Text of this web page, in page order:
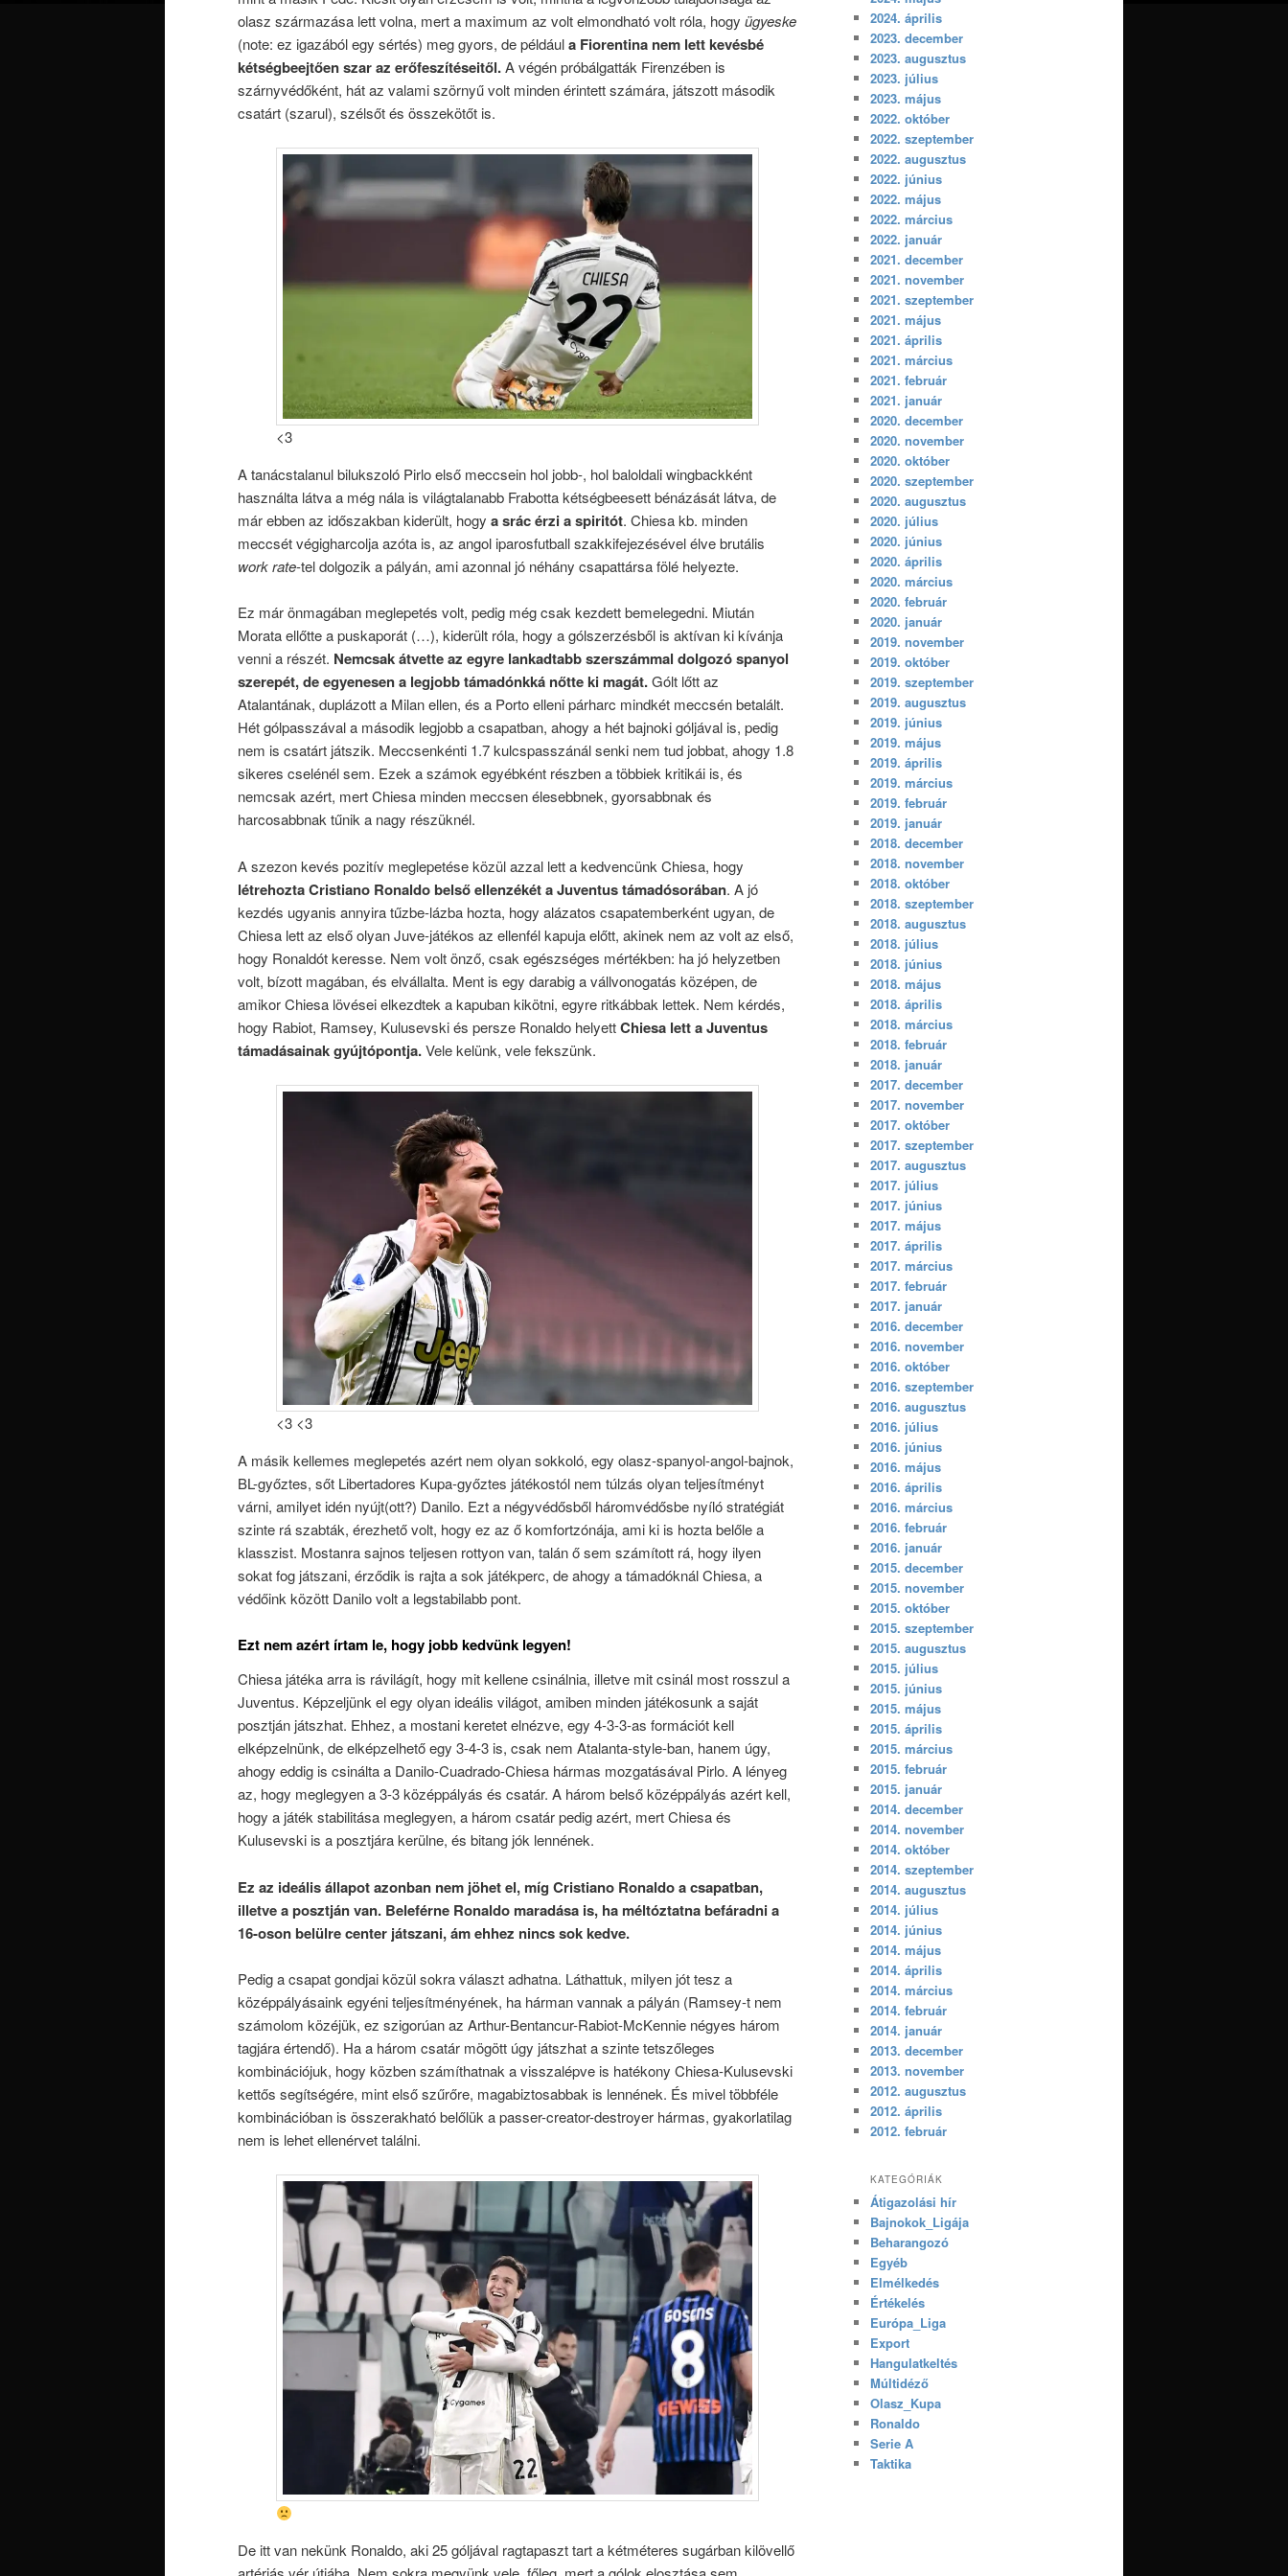
olasz származása lett volna, mert a maximum az volt elmondható volt róla, hogy ügyeske
(note: ez igazából egy sértés) meg gyors, de példáula Fiorentina nem lett kevésbé
kétségbeejtően szar az erőfeszítéseitől.A végén próbálgatták Firenzében is
szárnyvédőként, hát az valami szörnyű volt minden érintett számára, játszott második
csatárt (szarul), szélsőt és összekötőt is.
<3
A tanácstalanul bilukszoló Pirlo első meccsein hol jobb-, hol baloldali wingbackként
használta látva a még nála is világtalanabb Frabotta kétségbeesett bénázását látva, de
már ebben az időszakban kiderült, hogy a srác érzi a spiritót. Chiesa kb. minden
meccsét végigharcolja azóta is, az angol iparosfutball szakkifejezésével élve brutális
work rate-tel dolgozik a pályán, ami azonnal jó néhány csapattársa fölé helyezte.
Ez már önmagában meglepetés volt, pedig még csak kezdett bemelegedni. Miután
Morata ellőtte a puskaporát (…), kiderült róla, hogy a gólszerzésből is aktívan ki kívánja
venni a részét. Nemcsak átvette az egyre lankadtabb szerszámmal dolgozó spanyol
szerepét, de egyenesen a legjobb támadónkká nőtte ki magát.Gólt lőtt az
Atalantának, duplázott a Milan ellen, és a Porto elleni párharc mindkét meccsén betalált.
Hét gólpasszával a második legjobb a csapatban, ahogy a hét bajnoki góljával is, pedig
nem is csatárt játszik. Meccsenkénti 1.7 kulcspasszánál senki nem tud jobbat, ahogy 1.8
sikeres cselénél sem. Ezek a számok egyébként részben a többiek kritikái is, és
nemcsak azért, mert Chiesa minden meccsen élesebbnek, gyorsabbnak és
harcosabbnak tűnik a nagy részüknél.
A szezon kevés pozitív meglepetése közül azzal lett a kedvencünk Chiesa, hogy
létrehozta Cristiano Ronaldo belső ellenzékét a Juventus támadósorában. A jó
kezdés ugyanis annyira tűzbe-lázba hozta, hogy alázatos csapatemberként ugyan, de
Chiesa lett az első olyan Juve-játékos az ellenfél kapuja előtt, akinek nem az volt az első,
hogy Ronaldót keresse. Nem volt önző, csak egészséges mértékben: ha jó helyzetben
volt, bízott magában, és elvállalta. Ment is egy darabig a vállvonogatás középen, de
amikor Chiesa lövései elkezdtek a kapuban kikötni, egyre ritkábbak lettek. Nem kérdés,
hogy Rabiot, Ramsey, Kulusevski és persze Ronaldo helyettChiesa lett a Juventus
támadásainak gyújtópontja.Vele kelünk, vele fekszünk.
<3 <3
A másik kellemes meglepetés azért nem olyan sokkoló, egy olasz-spanyol-angol-bajnok,
BL-győztes, sőt Libertadores Kupa-győztes játékostól nem túlzás olyan teljesítményt
várni, amilyet idén nyújt(ott?) Danilo. Ezt a négyvédősből háromvédősbe nyíló stratégiát
szinte rá szabták, érezhető volt, hogy ez az ő komfortzónája, ami ki is hozta belőle a
klasszist. Mostanra sajnos teljesen rottyon van, talán ő sem számított rá, hogy ilyen
sokat fog játszani, érződik is rajta a sok játékperc, de ahogy a támadóknál Chiesa, a
védőink között Danilo volt a legstabilabb pont.
Ezt nem azért írtam le, hogy jobb kedvünk legyen!
Chiesa játéka arra is rávilágít, hogy mit kellene csinálnia, illetve mit csinál most rosszul a
Juventus. Képzeljünk el egy olyan ideális világot, amiben minden játékosunk a saját
posztján játszhat. Ehhez, a mostani keretet elnézve, egy 4-3-3-as formációt kell
elképzelnünk, de elképzelhető egy 3-4-3 is, csak nem Atalanta-style-ban, hanem úgy,
ahogy eddig is csinálta a Danilo-Cuadrado-Chiesa hármas mozgatásával Pirlo. A lényeg
az, hogy meglegyen a 3-3 középpályás és csatár. A három belső középpályás azért kell,
hogy a játék stabilitása meglegyen, a három csatár pedig azért, mert Chiesa és
Kulusevski is a posztjára kerülne, és bitang jók lennének.
Ez az ideális állapot azonban nem jöhet el, míg Cristiano Ronaldo a csapatban,
illetve a posztján van. Beleférne Ronaldo maradása is, ha méltóztatna befáradni a
16-oson belülre center játszani, ám ehhez nincs sok kedve.
Pedig a csapat gondjai közül sokra választ adhatna. Láthattuk, milyen jót tesz a
középpályásaink egyéni teljesítményének, ha hárman vannak a pályán (Ramsey-t nem
számolom közéjük, ez szigorúan az Arthur-Bentancur-Rabiot-McKennie négyes három
tagjára értendő). Ha a három csatár mögött úgy játszhat a szinte tetszőleges
kombinációjuk, hogy közben számíthatnak a visszalépve is hatékony Chiesa-Kulusevski
kettős segítségére, mint első szűrőre, magabiztosabbak is lennének. És mivel többféle
kombinációban is összerakható belőlük a passer-creator-destroyer hármas, gyakorlatilag
nem is lehet ellenérvet találni.
De itt van nekünk Ronaldo, aki 25 góljával ragtapaszt tart a kétméteres sugárban kilövellő
2024. április
2023. december
2023. augusztus
2023. július
2023. május
2022. október
2022. szeptember
2022. augusztus
2022. június
2022. május
2022. március
2022. január
2021. december
2021. november
2021. szeptember
2021. május
2021. április
2021. március
2021. február
2021. január
2020. december
2020. november
2020. október
2020. szeptember
2020. augusztus
2020. július
2020. június
2020. április
2020. március
2020. február
2020. január
2019. november
2019. október
2019. szeptember
2019. augusztus
2019. június
2019. május
2019. április
2019. március
2019. február
2019. január
2018. december
2018. november
2018. október
2018. szeptember
2018. augusztus
2018. július
2018. június
2018. május
2018. április
2018. március
2018. február
2018. január
2017. december
2017. november
2017. október
2017. szeptember
2017. augusztus
2017. július
2017. június
2017. május
2017. április
2017. március
2017. február
2017. január
2016. december
2016. november
2016. október
2016. szeptember
2016. augusztus
2016. július
2016. június
2016. május
2016. április
2016. március
2016. február
2016. január
2015. december
2015. november
2015. október
2015. szeptember
2015. augusztus
2015. július
2015. június
2015. május
2015. április
2015. március
2015. február
2015. január
2014. december
2014. november
2014. október
2014. szeptember
2014. augusztus
2014. július
2014. június
2014. május
2014. április
2014. március
2014. február
2014. január
2013. december
2013. november
2012. augusztus
2012. április
2012. február
KATEGÓRIÁK
Átigazolási hír
Bajnokok_Ligája
Beharangozó
Egyéb
Elmélkedés
Értékelés
Európa_Liga
Export
Hangulatkeltés
Múltidéző
Olasz_Kupa
Ronaldo
Serie A
Taktika